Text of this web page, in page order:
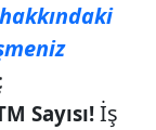
Sayısı! İş